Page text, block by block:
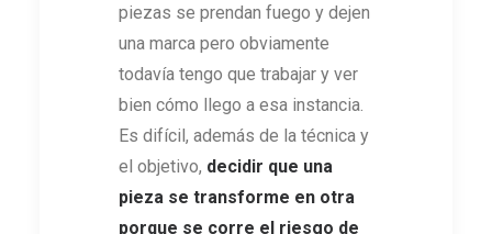
piezas se prendan fuego y dejen
una marca pero obviamente
todavía tengo que trabajar y ver
bien cómo llego a esa instancia.
Es difícil, además de la técnica y
el objetivo, decidir que una
pieza se transforme en otra
porque se corre el riesgo de